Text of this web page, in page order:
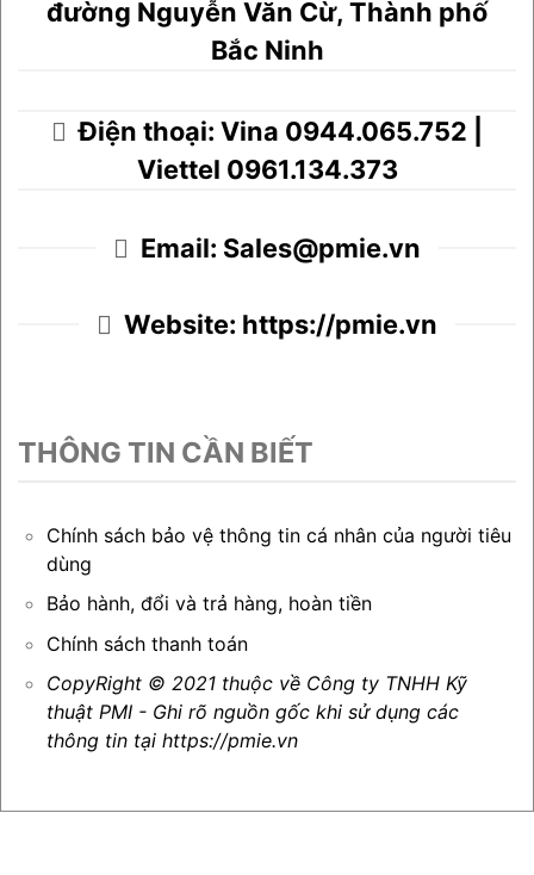
đường Nguyễn Văn Cừ, Thành phố
Bắc Ninh
Điện thoại: Vina 0944.065.752 |
Viettel 0961.134.373
Email: Sales@pmie.vn
Website: https://pmie.vn
THÔNG TIN CẦN BIẾT
Chính sách bảo vệ thông tin cá nhân của người tiêu
dùng
Bảo hành, đổi và trả hàng, hoàn tiền
Chính sách thanh toán
CopyRight © 2021 thuộc về Công ty TNHH Kỹ
thuật PMI - Ghi rõ nguồn gốc khi sử dụng các
thông tin tại https://pmie.vn